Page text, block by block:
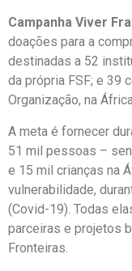
Campanha Viver
doações para a
destinadas a 52
da própria FSF; e 39
Organização, na
A meta é fornecer
51 mil pessoas –
e 15 mil crianças na
vulnerabilidade,
(Covid-19). Todas
parceiras e projetos
Fronteiras.